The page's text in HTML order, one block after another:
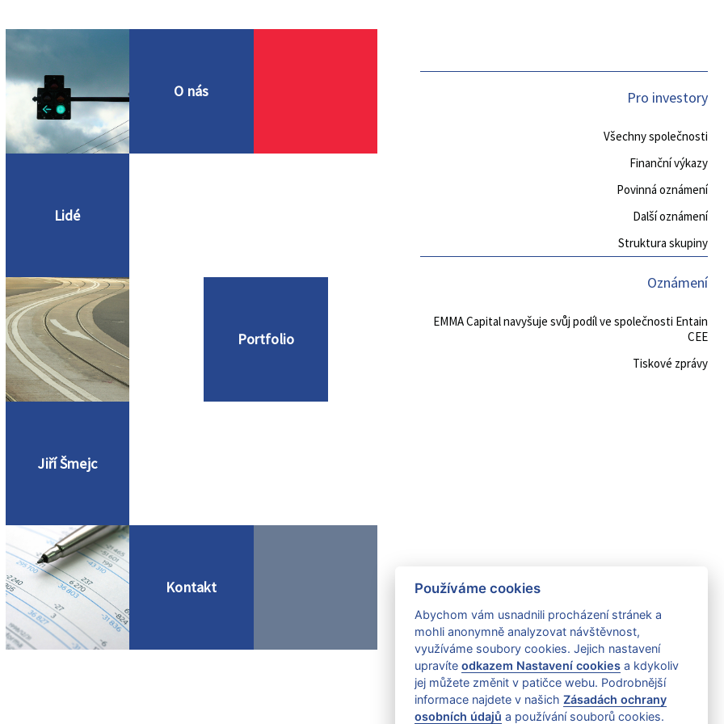
O nás
Lidé
Portfolio
Jiří Šmejc
Kontakt
Pro investory
Všechny společnosti
Finanční výkazy
Povinná oznámení
Další oznámení
Struktura skupiny
Oznámení
EMMA Capital navyšuje svůj podíl ve společnosti Entain
CEE
Tiskové zprávy
Používáme cookies
Abychom vám usnadnili procházení stránek a
mohli anonymně analyzovat návštěvnost,
využíváme soubory cookies. Jejich nastavení
upravíte odkazem Nastavení cookiesa kdykoliv
jej můžete změnit v patičce webu. Podrobnější
informace najdete v našich Zásadách ochrany
osobních údajů a používání souborů cookies.